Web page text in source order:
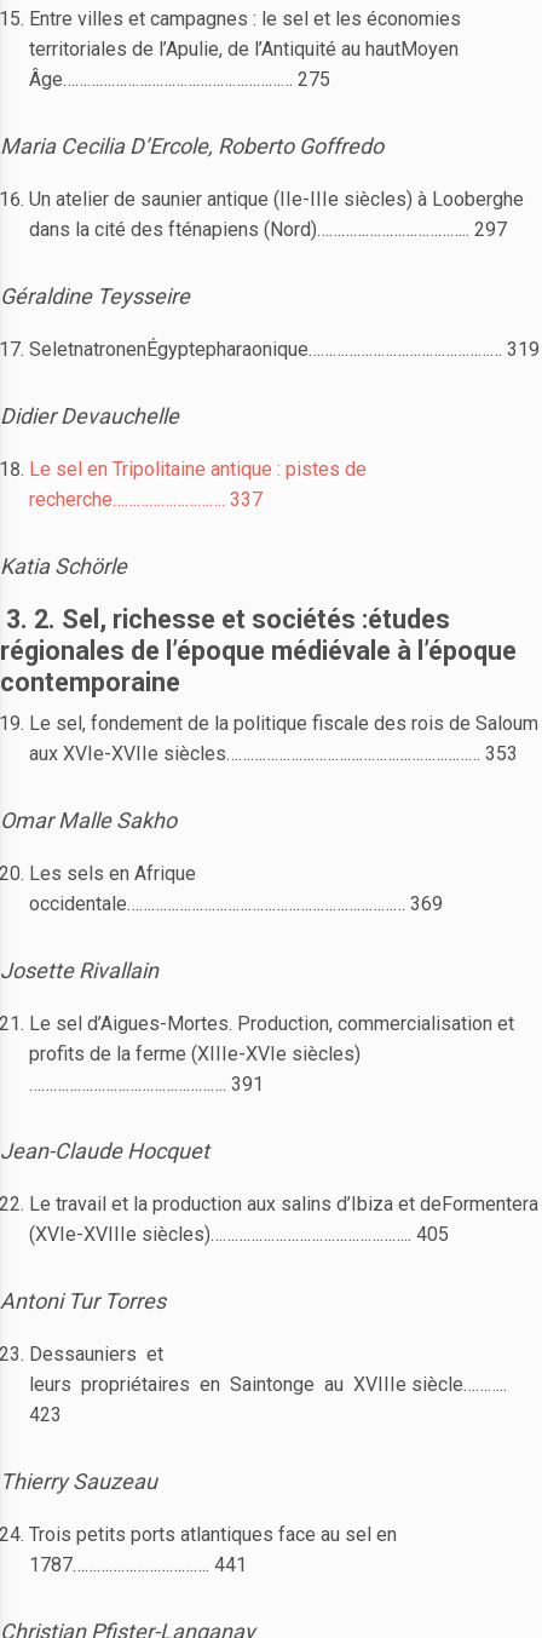
Entre villes et campagnes : le sel et les économies
territoriales de l’Apulie, de l’Antiquité au hautMoyen
Âge………………………………………………… 275
Maria Cecilia D’Ercole, Roberto Goffredo
Un atelier de saunier antique (IIe-IIIe siècles) à Looberghe
dans la cité des fténapiens (Nord)……………………………….. 297
Géraldine Teysseire
SeletnatronenÉgyptepharaonique………………………………………… 319
Didier Devauchelle
Le sel en Tripolitaine antique : pistes de
recherche………………………. 337
Katia Schörle
3. 2. Sel, richesse et sociétés :études
régionales de l’époque médiévale à l’époque
contemporaine
Le sel, fondement de la politique fiscale des rois de Saloum
aux XVIe-XVIIe siècles……………………………………………………… 353
Omar Malle Sakho
Les sels en Afrique
occidentale…………………………………………………………… 369
Josette Rivallain
Le sel d’Aigues-Mortes. Production, commercialisation et
profits de la ferme (XIIIe-XVIe siècles)
…………………………………………. 391
Jean-Claude Hocquet
Le travail et la production aux salins d’Ibiza et deFormentera
(XVIe-XVIIIe siècles)………………………………………….. 405
Antoni Tur Torres
Dessauniers et
leurs propriétaires en Saintonge au XVIIIe siècle………..
423
Thierry Sauzeau
Trois petits ports atlantiques face au sel en
1787……………………………. 441
Christian Pfister-Langanay